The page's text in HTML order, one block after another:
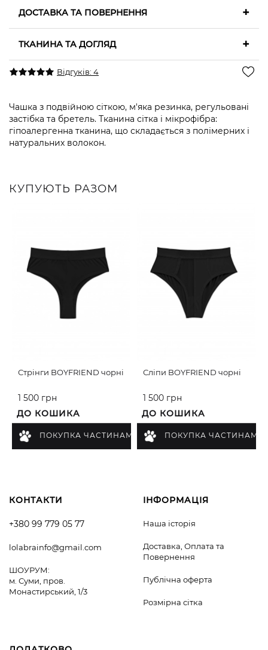
ДОСТАВКА ТА ПОВЕРНЕННЯ +
ТКАНИНА ТА ДОГЛЯД +
Відгуків: 4
Чашка з подвійною сіткою, м'яка резинка, регульовані
застібка та бретель. Тканина сітка і мікрофібра:
гіпоалергенна тканина, що складається з полімерних і
натуральних волокон.
КУПУЮТЬ РАЗОМ
Стрінги BOYFRIEND чорні
1 500 грн
ДО КОШИКА
ПОКУПКА ЧАСТИНАМИ
Сліпи BOYFRIEND чорні
1 500 грн
ДО КОШИКА
ПОКУПКА ЧАСТИНАМИ
КОНТАКТИ
+380 99 779 05 77
lolabrainfo@gmail.com
ШОУРУМ:
м. Суми, пров.
Монастирський, 1/3
ІНФОРМАЦІЯ
Наша історія
Доставка, Оплата та
Повернення
Публічна оферта
Розмірна сітка